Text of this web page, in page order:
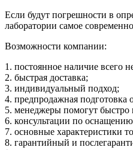
Если будут погрешности в
лаборатории самое
Возможности компании:
1. постоянное наличие всего
2. быстрая доставка;
3. индивидуальный подход;
4. предпродажная
5. менеджеры помогут быстро
6. консультации по
7. основные характеристики
8. гарантийный и